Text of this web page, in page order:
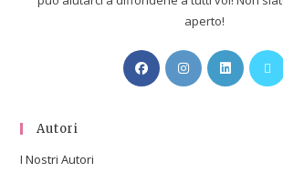
aperto!
Autori
I Nostri Autori